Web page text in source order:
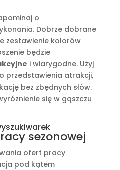
o
Dobrze dobrane
zestawienie kolorów
będzie
i wiarygodne. Użyj
przedstawienia atrakcji,
bez zbędnych słów.
się w gąszczu
sezonowej
ofert pracy
pod kątem